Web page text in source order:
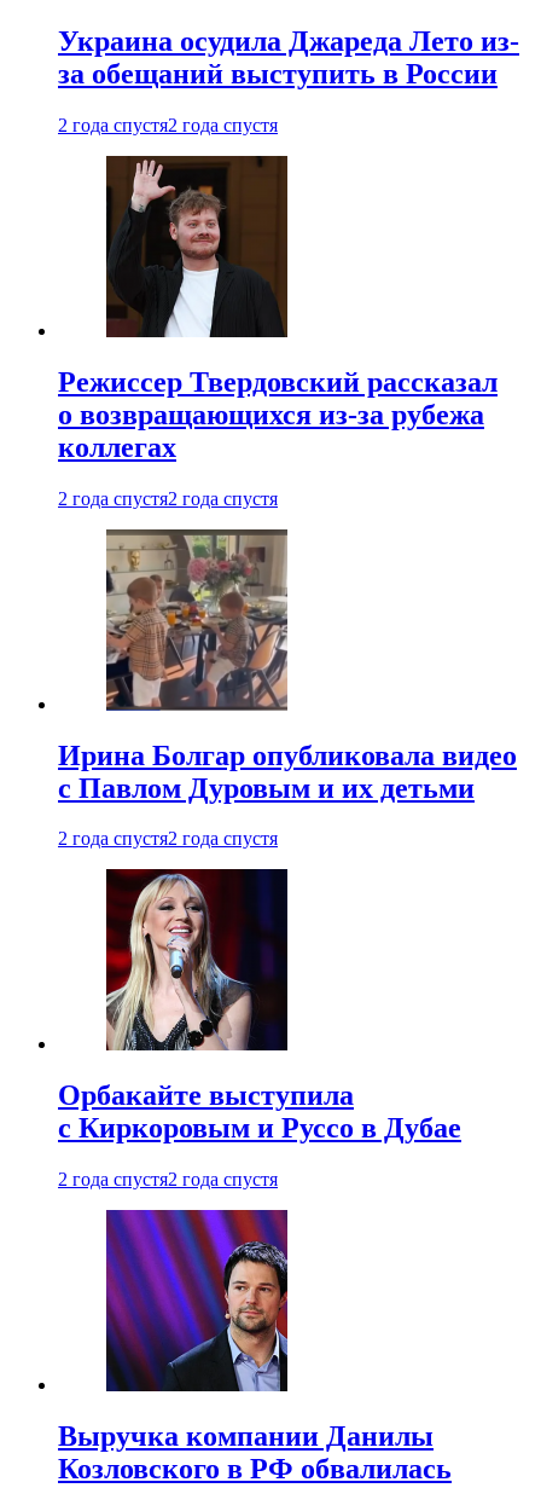
Украина осудила Джареда Лето из-
за обещаний выступить в России
2 года спустя2 года спустя
Режиссер Твердовский рассказал
о возвращающихся из-за рубежа
коллегах
2 года спустя2 года спустя
Ирина Болгар опубликовала видео
с Павлом Дуровым и их детьми
2 года спустя2 года спустя
Орбакайте выступила
с Киркоровым и Руссо в Дубае
2 года спустя2 года спустя
Выручка компании Данилы
Козловского в РФ обвалилась